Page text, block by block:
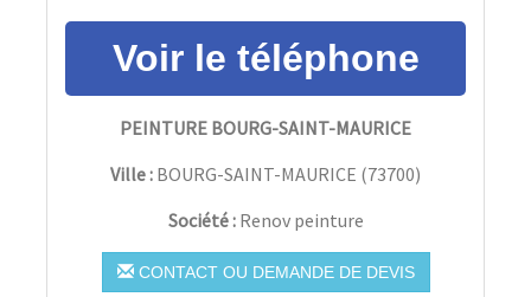
PEINTURE BOURG-SAINT-MAURICE
Ville : BOURG-SAINT-MAURICE (73700)
Société : Renov peinture
CONTACT OU DEMANDE DE DEVIS